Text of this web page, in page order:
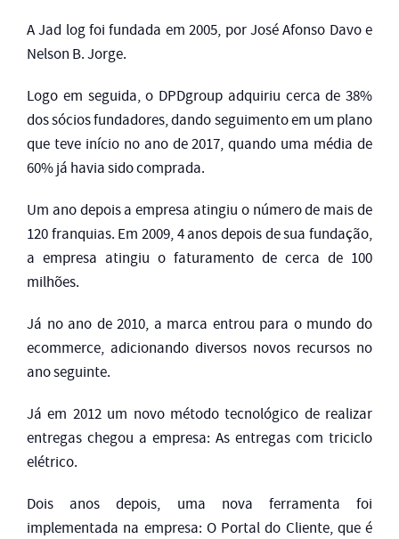
A Jad log foi fundada em 2005, por José Afonso Davo e
Nelson B. Jorge.
Logo em seguida, o DPDgroup adquiriu cerca de 38%
dos sócios fundadores, dando seguimento em um plano
que teve início no ano de 2017, quando uma média de
60% já havia sido comprada.
Um ano depois a empresa atingiu o número de mais de
120 franquias. Em 2009, 4 anos depois de sua fundação,
a empresa atingiu o faturamento de cerca de 100
milhões.
Já no ano de 2010, a marca entrou para o mundo do
ecommerce, adicionando diversos novos recursos no
ano seguinte.
Já em 2012 um novo método tecnológico de realizar
entregas chegou a empresa: As entregas com triciclo
elétrico.
Dois anos depois, uma nova ferramenta foi
implementada na empresa: O Portal do Cliente, que é